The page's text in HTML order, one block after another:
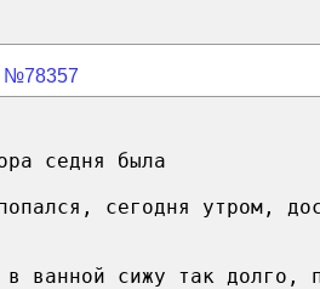
№78357
седня была
сегодня утром,
ванной сижу так долго,